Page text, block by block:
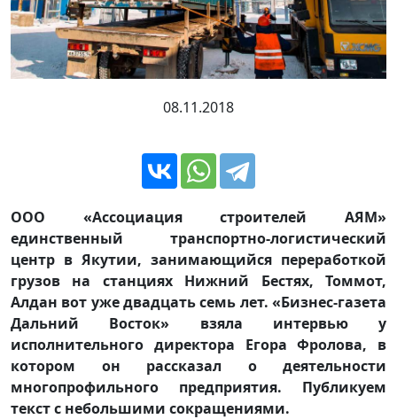
08.11.2018
ООО «Ассоциация строителей АЯМ»
единственный транспортно-логистический
центр в Якутии, занимающийся переработкой
грузов на станциях Нижний Бестях, Томмот,
Алдан вот уже двадцать семь лет. «Бизнес-газета
Дальний Восток» взяла интервью у
исполнительного директора Егора Фролова, в
котором он рассказал о деятельности
многопрофильного предприятия. Публикуем
текст с небольшими сокращениями.